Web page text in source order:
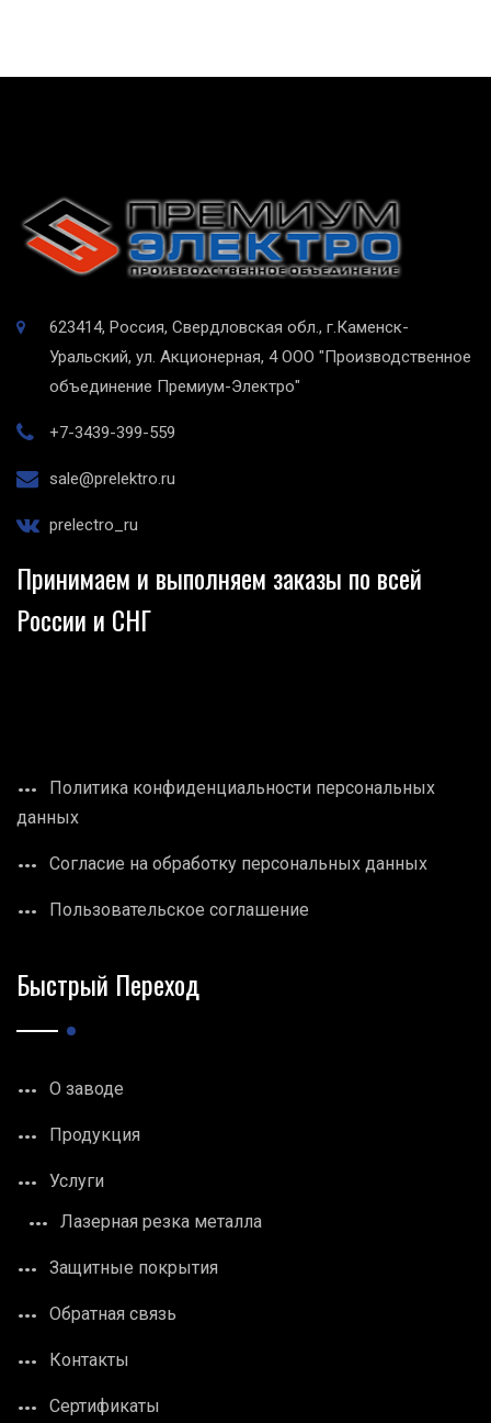
623414, Россия, Свердловская обл., г.Каменск-
Уральский, ул. Акционерная, 4 ООО "Производственное
объединение Премиум-Электро"
+7-3439-399-559
sale@prelektro.ru
prelectro_ru
Принимаем и выполняем заказы по всей
России и СНГ
Политика конфиденциальности персональных
данных
Согласие на обработку персональных данных
Пользовательское соглашение
Быстрый Переход
О заводе
Продукция
Услуги
Лазерная резка металла
Защитные покрытия
Обратная связь
Контакты
Сертификаты